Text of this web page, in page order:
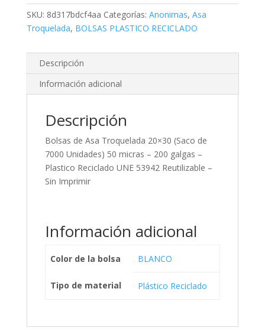
cantidad
SKU: 8d317bdcf4aa Categorías: Anonimas, Asa
Troquelada, BOLSAS PLASTICO RECICLADO
Descripción
Información adicional
Descripción
Bolsas de Asa Troquelada 20×30 (Saco de
7000 Unidades) 50 micras – 200 galgas –
Plastico Reciclado UNE 53942 Reutilizable –
Sin Imprimir
Información adicional
Color de la bolsa BLANCO
Tipo de material Plástico Reciclado